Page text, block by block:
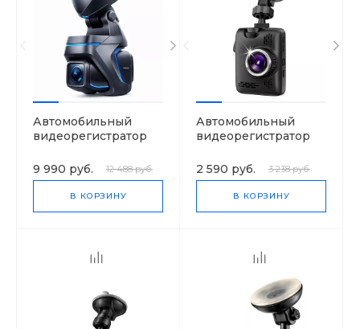
Автомобильный
видеорегистратор
9 990 руб.
12 488 руб.
В КОРЗИНУ
Автомобильный
видеорегистратор
2 590 руб.
3 238 руб.
В КОРЗИНУ